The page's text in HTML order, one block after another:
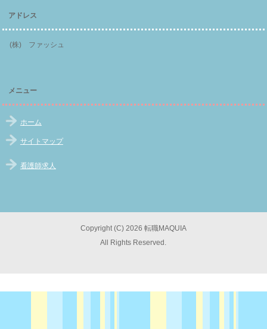
アドレス
(株) ファッシュ
メニュー
ホーム
サイトマップ
看護師求人
Copyright (C) 2026 転職MAQUIA
All Rights Reserved.